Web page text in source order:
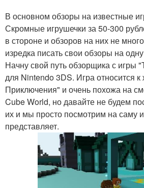
В основном обзоры на известные
Скромные игрушечки за 50-300
в стороне и обзоров на них не
изредка писать свои обзоры на одну
Начну свой путь обзорщика с игры
для Nintendo 3DS. Игра относится
Приключения" и очень похожа на
Cube World, но давайте не будем
их и мы просто посмотрим на саму
представляет.